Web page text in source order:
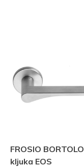
FROSIO BORTOLO
kljuka EOS